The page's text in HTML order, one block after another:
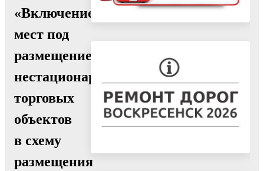
«Включение
мест под
размещение
нестационарных
торговых
объектов
в схему
размещения